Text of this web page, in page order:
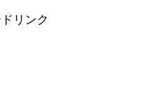
リンク